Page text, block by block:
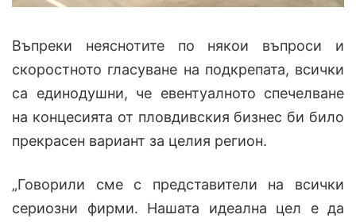
Въпреки неяснотите по някои въпроси и
скоростното гласуване на подкрепата, всички
са единодушни, че евентуалното спечелване
на концесията от пловдивския бизнес би било
прекрасен вариант за целия регион.
„Говорили сме с представители на всички
сериозни фирми. Нашата идеална цел е да